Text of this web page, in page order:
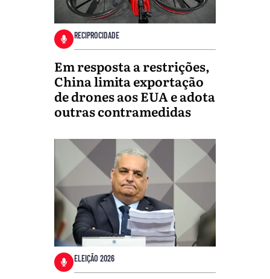
RECIPROCIDADE
Em resposta a restrições,
China limita exportação
de drones aos EUA e adota
outras contramedidas
ELEIÇÃO 2026